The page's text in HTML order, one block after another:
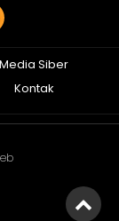
Siber
Kontak